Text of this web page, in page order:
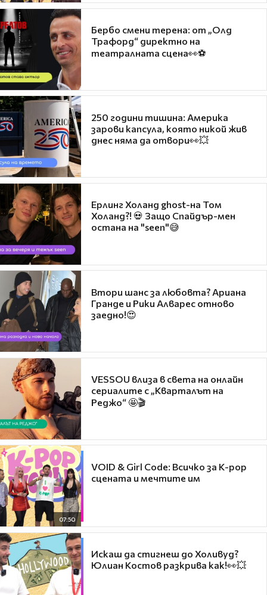
Бербо смени терена: от „Олд
Трафорд“ директно на
театралната сцена👀⚽
250 години тишина: Америка
зарови капсула, която никой жив
днес няма да отвори👀💥
Ерлинг Холанд ghost-на Том
Холанд?! 💀 Защо Спайдър-мен
остана на "seen"😅
Втори шанс за любовта? Ариана
Гранде и Рики Алварес отново
заедно!😍
VESSOU влиза в света на онлайн
сериалите с „Кварталът на
Реджо“ 🤩🎬
07:50
VOID & Girl Code: Всичко за K-pop
сцената и мечтите им
Искаш да стигнеш до Холивуд?
Юлиан Костов разкрива как!👀💥